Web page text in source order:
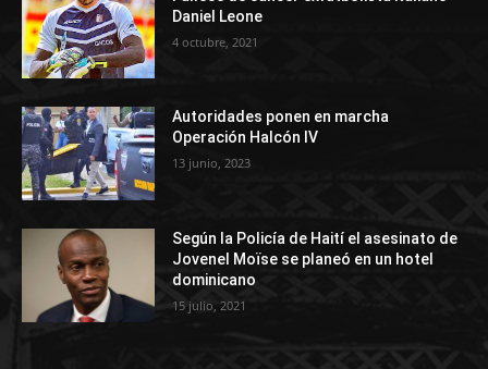
Daniel Leone
4 octubre, 2021
Autoridades ponen en marcha
Operación Halcón IV
13 junio, 2023
Según la Policía de Haití el asesinato de
Jovenel Moïse se planeó en un hotel
dominicano
15 julio, 2021